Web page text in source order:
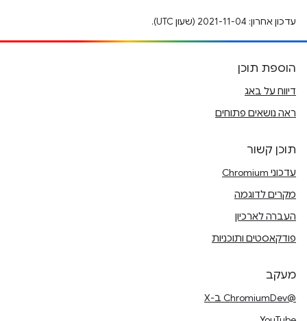
עדכון אחרון: 2021-11-04 (שעון UTC).
הוספת תוכן
דיווח על באג
ראה נושאים פתוחים
תוכן קשור
עדכוני Chromium
מקרים לדוגמה
העברה לארכיון
פודקאסטים ותוכניות
מעקב
@ChromiumDev ב-X